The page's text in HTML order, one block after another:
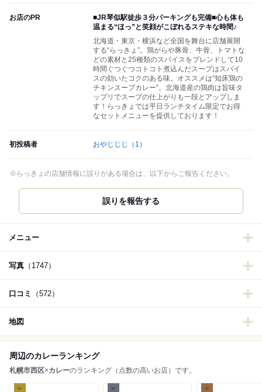
お店のPR
■JR琴似駅徒歩３分パーキングも完備■心も体も
温まる“ほっ”と笑顔がこぼれるステキな時間♪
北海道・東京・横浜など全国を舞台に店舗展開
する“らっきょ”。鶏がらや豚骨、牛骨、トマトな
どの素材と25種類のスパイスをブレンドして10
時間ぐつぐつコトコト煮込んだスープはスパイ
スの効いたコクのある味。オススメは“知床鶏の
チキンスープカレー”。北海道産の鶏肉は旨味タ
ップリでスープの仕上がりも一段とアップしま
す！らっきょでは平日ランチタイム限定でお得
なセットメニューを提供しております！
初投稿者 おやじじじ （1）
※らっきょの店舗情報に誤りがある場合は、以下からご報告ください。
誤りを報告する
メニュー
写真 （1747）
口コミ （572）
地図
周辺のカレーランキング
札幌市西区×カレーのランキング（点数の高いお店）です。